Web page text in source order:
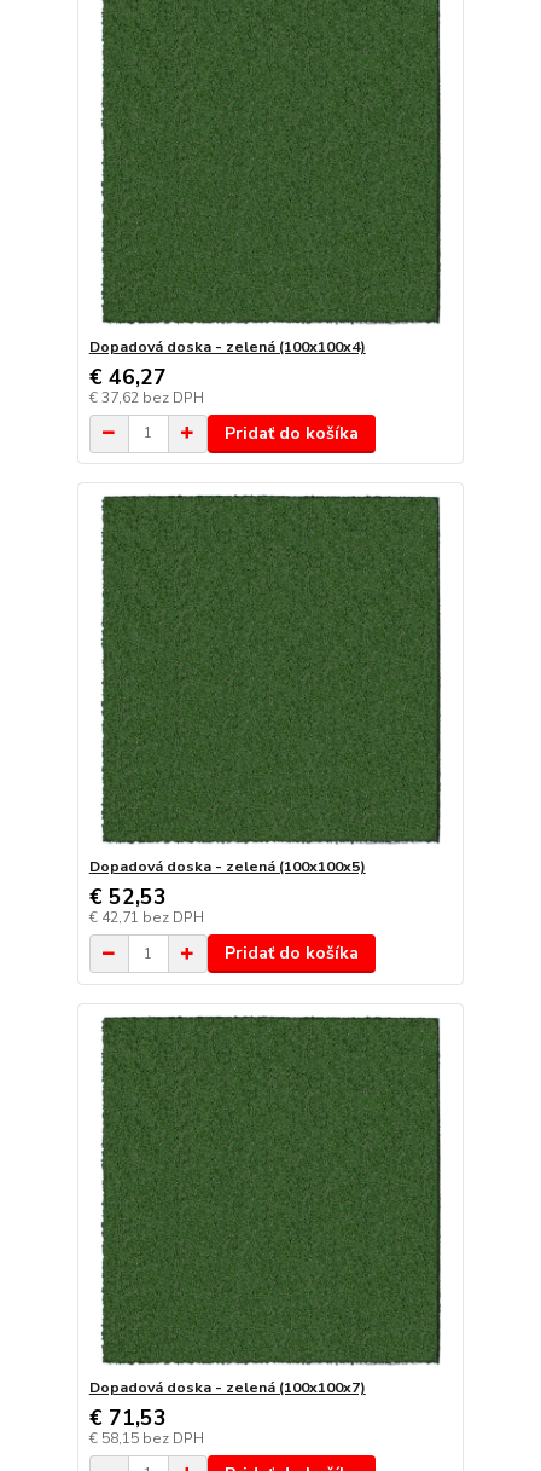
Dopadová doska - zelená (100x100x4)
€ 46,27
€ 37,62 bez DPH
Pridať do košíka
Dopadová doska - zelená (100x100x5)
€ 52,53
€ 42,71 bez DPH
Pridať do košíka
Dopadová doska - zelená (100x100x7)
€ 71,53
€ 58,15 bez DPH